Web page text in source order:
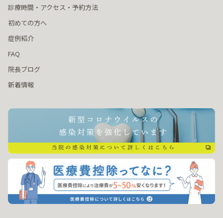
診療時間・アクセス・予約方法
初めての方へ
症例紹介
FAQ
院長ブログ
新着情報